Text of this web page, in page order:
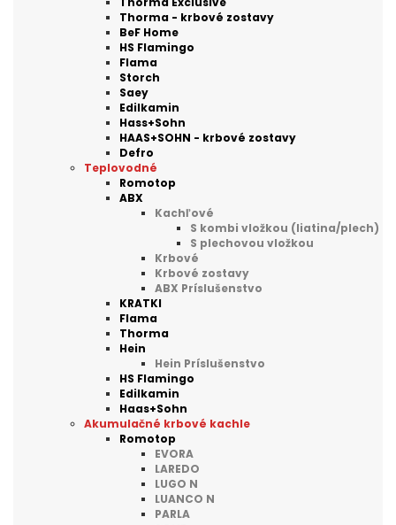
Thorma - krbové zostavy
BeF Home
HS Flamingo
Flama
Storch
Saey
Edilkamin
Hass+Sohn
HAAS+SOHN - krbové zostavy
Defro
Teplovodné
Romotop
ABX
Kachľové
S kombi vložkou (liatina/plech)
S plechovou vložkou
Krbové
Krbové zostavy
ABX Príslušenstvo
KRATKI
Flama
Thorma
Hein
Hein Príslušenstvo
HS Flamingo
Edilkamin
Haas+Sohn
Akumulačné krbové kachle
Romotop
EVORA
LAREDO
LUGO N
LUANCO N
PARLA